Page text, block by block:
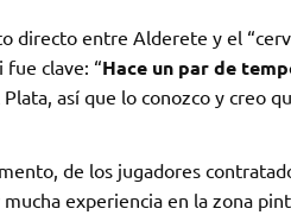
directo entre Alderete y el
clave: “Hace un par de
así que lo conozco y creo
de los jugadores
experiencia en la zona